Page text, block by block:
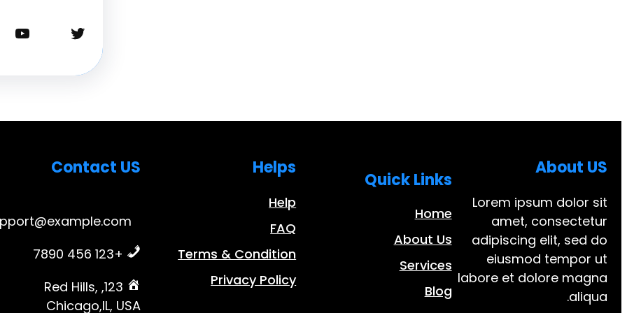
تويتر
يوتيوب
About US
Lorem ipsum dolor sit
amet, consectetur
adipiscing elit, sed do
eiusmod tempor ut
labore et dolore magna
aliqua.
Quick Links
Home
About Us
Services
Blog
Helps
Help
FAQ
Terms & Condition
Privacy Policy
Contact US
+123 456 7890
123, Red Hills,
Chicago,IL, USA